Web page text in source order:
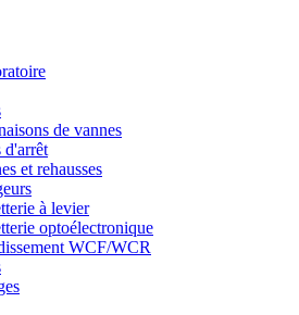
de vannes
d'arrêt
et rehausses
à levier
optoélectronique
WCF/WCR